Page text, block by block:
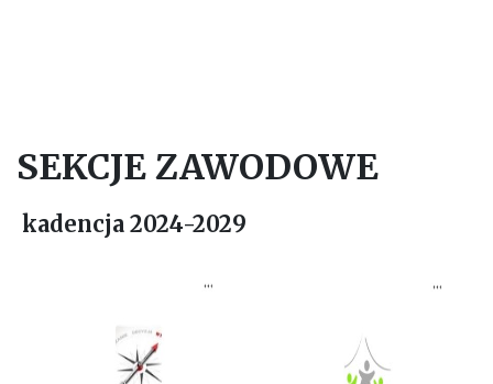
SEKCJE ZAWODOWE
kadencja 2024-2029